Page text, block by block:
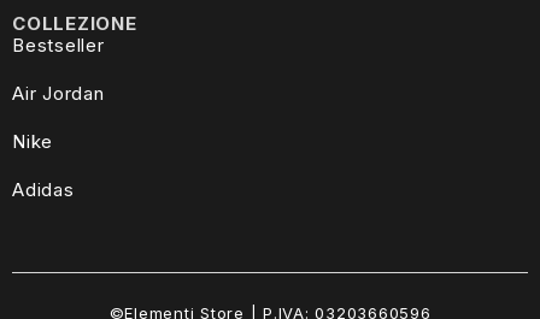
COLLEZIONE
Bestseller
Air Jordan
Nike
Adidas
©Elementi Store | P.IVA: 03203660596